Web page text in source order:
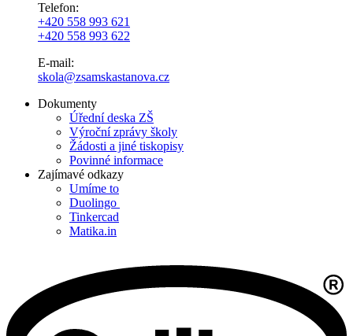
Telefon:
+420 558 993 621
+420 558 993 622
E-mail:
skola@zsamskastanova.cz
Dokumenty
Úřední deska ZŠ
Výroční zprávy školy
Žádosti a jiné tiskopisy
Povinné informace
Zajímavé odkazy
Umíme to
Duolingo
Tinkercad
Matika.in